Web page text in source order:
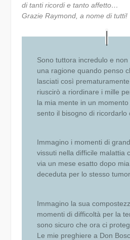
di tanti ricordi e tanto affetto…
Grazie Raymond, a nome di tutti!
Sono tuttora incredulo e
una ragione quando penso
lasciati così
riuscirò a riordinare i mille
la mia mente in un
sento il bisogno di ricordarlo
Immagino i momenti di
vissuti nella difficile malattia
via un mese esatto dopo
deceduta per lo stesso
Immagino la sua
momenti di difficoltà per la
sono sicuro che ora ci
Le mie preghiere a Don